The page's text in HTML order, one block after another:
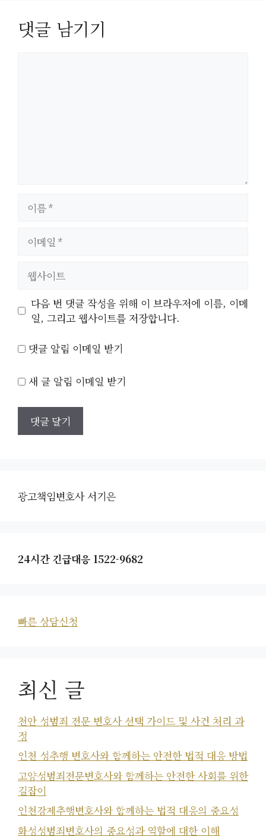
댓글 남기기
트
다음 번 댓글 작성을 위해 이 브라우저에 이름, 이메
일, 그리고 웹사이트를 저장합니다.
댓글 알림 이메일 받기
새 글 알림 이메일 받기
광고책임변호사 서기은
24시간 긴급대응 1522-9682
빠른 상담신청
최신 글
천안 성범죄 전문 변호사 선택 가이드 및 사건 처리 과
정
인천 성추행 변호사와 함께하는 안전한 법적 대응 방법
고양성범죄전문변호사와 함께하는 안전한 사회를 위한
길잡이
인천강제추행변호사와 함께하는 법적 대응의 중요성
화성성범죄변호사의 중요성과 역할에 대한 이해